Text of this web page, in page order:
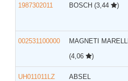
1987302011 BOSCH (3,44 )
002531100000
MAGNETI MARELLI
(4,06
)
UH011011LZ ABSEL